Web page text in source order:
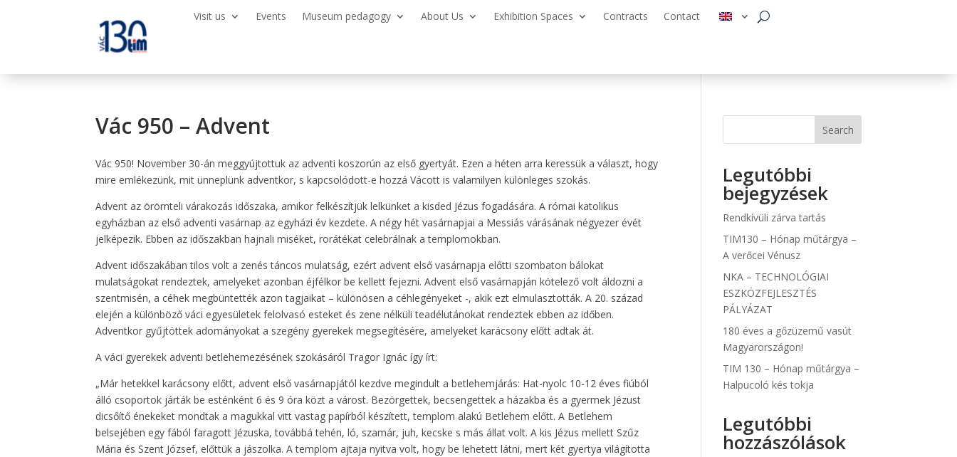
Visit us Events Museum pedagogy About Us Exhibition Spaces Contracts Contact
Vác 950 – Advent
Vác 950! November 30-án meggyújtottuk az adventi koszorún az első gyertyát. Ezen a héten arra keressük a választ, hogy
mire emlékezünk, mit ünneplünk adventkor, s kapcsolódott-e hozzá Vácott is valamilyen különleges szokás.
Advent az örömteli várakozás időszaka, amikor felkészítjük lelkünket a kisded Jézus fogadására. A római katolikus
egyházban az első adventi vasárnap az egyházi év kezdete. A négy hét vasárnapjai a Messiás várásának négyezer évét
jelképezik. Ebben az időszakban hajnali miséket, rorátékat celebrálnak a templomokban.
Advent időszakában tilos volt a zenés táncos mulatság, ezért advent első vasárnapja előtti szombaton bálokat
mulatságokat rendeztek, amelyeket azonban éjfélkor be kellett fejezni. Advent első vasárnapján kötelező volt áldozni a
szentmisén, a céhek megbüntették azon tagjaikat – különösen a céhlegényeket -, akik ezt elmulasztották. A 20. század
elején a különböző váci egyesületek felolvasó esteket és zene nélküli teadélutánokat rendeztek ebben az időben.
Adventkor gyűjtöttek adományokat a szegény gyerekek megsegítésére, amelyeket karácsony előtt adtak át.
A váci gyerekek adventi betlehemezésének szokásáról Tragor Ignác így írt:
„Már hetekkel karácsony előtt, advent első vasárnapjától kezdve megindult a betlehemjárás: Hat-nyolc 10-12 éves fiúból
álló csoportok járták be esténként 6 és 9 óra közt a várost. Bezörgettek, becsengettek a házakba és a gyermek Jézust
dicsőítő énekeket mondtak a magukkal vitt vastag papírból készített, templom alakú Betlehem előtt. A Betlehem
belsejében egy fából faragott Jézuska, továbbá tehén, ló, szamár, juh, kecske s más állat volt. A kis Jézus mellett Szűz
Mária és Szent József, előttük a jászolka. A templom ajtaja nyitva volt, hogy be lehetett látni, mert két gyertya világította
Search
Legutóbbi
bejegyzések
Rendkívüli zárva tartás
TIM130 – Hónap műtárgya –
A verőcei Vénusz
NKA – TECHNOLÓGIAI
ESZKÖZFEJLESZTÉS
PÁLYÁZAT
180 éves a gőzüzemű vasút
Magyarországon!
TIM 130 – Hónap műtárgya –
Halpucoló kés tokja
Legutóbbi
hozzászólások